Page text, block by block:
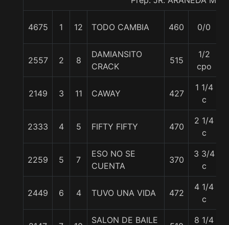
4675 1 12 TODO CAMBIA 460 0/0
2557 2 8
DAMIANSITO
CRACK
515
1/2
cpo
2149 3 11 CAWAY 427
1 1/4
c
2333 4 5 FIFTY FIFTY 470
2 1/4
c
2259 5 7
ESO NO SE
CUENTA
370
3 3/4
c
2449 6 4 TUVO UNA VIDA 472
4 1/4
c
SALON DE BAILE 8 1/4